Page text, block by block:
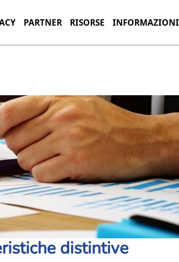
PARTNER RISORSE INFORMAZIONI
distintive